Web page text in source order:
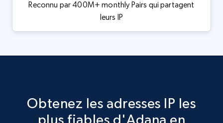
Reconnu par 400M+ monthly Pairs qui partagent
leurs IP
Obtenez les adresses IP les
plus fiables d'Adana en